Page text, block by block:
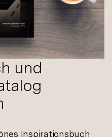
und
Inspirationsbuch